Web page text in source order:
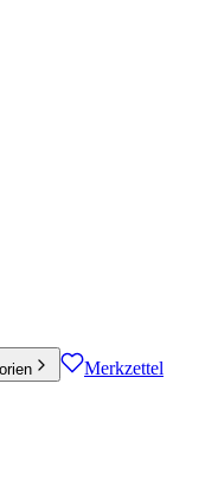
Merkzettel